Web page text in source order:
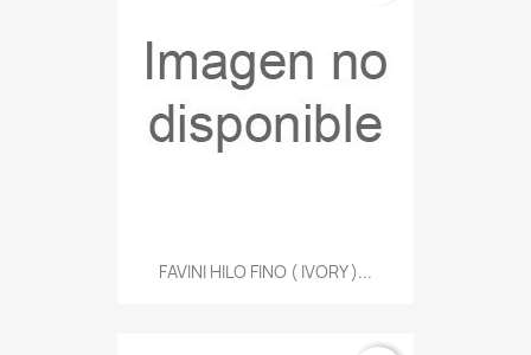
FAVINI HILO FINO ( IVORY )...